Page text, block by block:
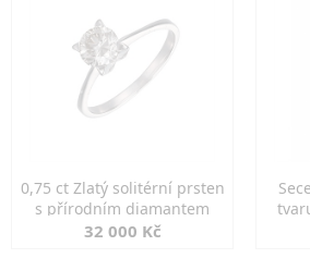
0,75 ct Zlatý solitérní prsten
s přírodním diamantem
32 000 Kč